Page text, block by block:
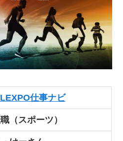
仕事ナビ
（スポーツ）